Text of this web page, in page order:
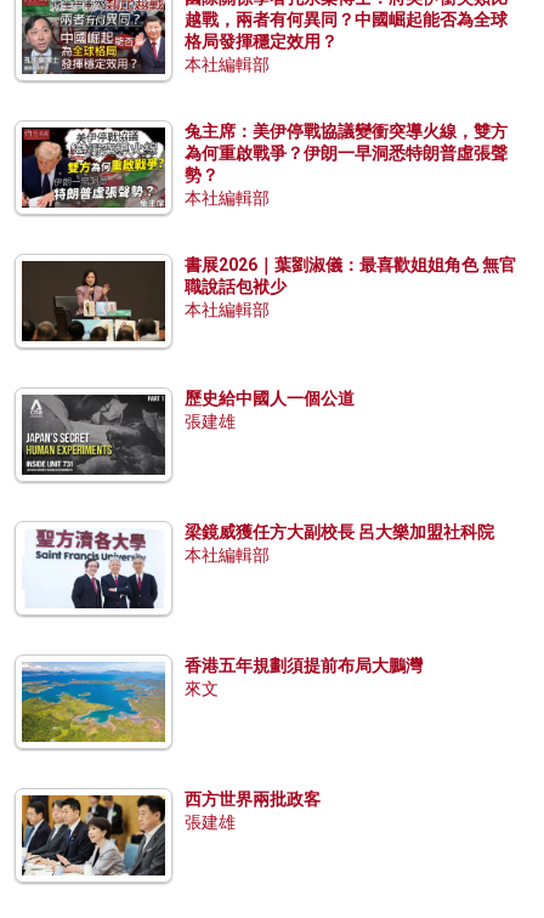
越戰，兩者有何異同？中國崛起能否為全球
格局發揮穩定效用？
本社編輯部
兔主席：美伊停戰協議變衝突導火線，雙方
為何重啟戰爭？伊朗一早洞悉特朗普虛張聲
勢？
本社編輯部
書展2026｜葉劉淑儀：最喜歡姐姐角色 無官
職說話包袱少
本社編輯部
歷史給中國人一個公道
張建雄
梁鏡威獲任方大副校長 呂大樂加盟社科院
本社編輯部
香港五年規劃須提前布局大鵬灣
來文
西方世界兩批政客
張建雄